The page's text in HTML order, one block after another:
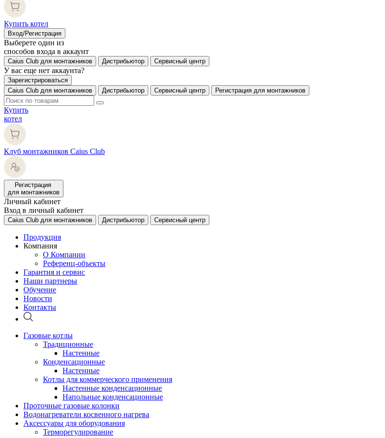
Купить котел
Вход/Регистрация
Выберете один из
способов входа в аккаунт
Caius Club для монтажников Дистрибьютор Сервисный центр
У вас еще нет аккаунта?
Зарегистрироваться
Caius Club для монтажников
Дистрибьютор Сервисный центр Регистрация для монтажников
Купить
котел
Клуб монтажников Caius Club
Регистрация
для монтажников
Личный кабинет
Вход в личный кабинет
Caius Club для монтажников Дистрибьютор Сервисный центр
Продукция
Компания
О Компании
Референц-объекты
Гарантия и сервис
Наши партнеры
Обучение
Новости
Контакты
Газовые котлы
Традиционные
Настенные
Конденсационные
Настенные
Котлы для коммерческого применения
Настенные конденсационные
Напольные конденсационные
Проточные газовые колонки
Водонагреватели косвенного нагрева
Аксессуары для оборудования
Терморегулирование